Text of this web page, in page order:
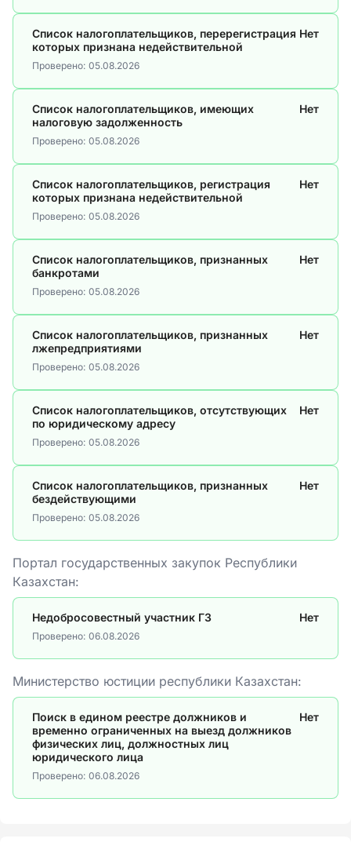
Список налогоплательщиков, перерегистрация
которых признана недействительной
Нет
Проверено: 05.08.2026
Список налогоплательщиков, имеющих
налоговую задолженность
Нет
Проверено: 05.08.2026
Список налогоплательщиков, регистрация
которых признана недействительной
Нет
Проверено: 05.08.2026
Список налогоплательщиков, признанных
банкротами
Нет
Проверено: 05.08.2026
Список налогоплательщиков, признанных
лжепредприятиями
Нет
Проверено: 05.08.2026
Список налогоплательщиков, отсутствующих
по юридическому адресу
Нет
Проверено: 05.08.2026
Список налогоплательщиков, признанных
бездействующими
Нет
Проверено: 05.08.2026
Портал государственных закупок Республики
Казахстан:
Недобросовестный участник ГЗ Нет
Проверено: 06.08.2026
Министерство юстиции республики Казахстан:
Поиск в едином реестре должников и
временно ограниченных на выезд должников
физических лиц, должностных лиц
юридического лица
Нет
Проверено: 06.08.2026